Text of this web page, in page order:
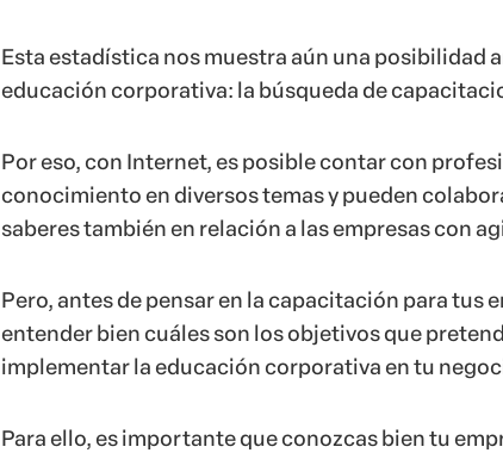
Esta estadística nos muestra aún una posibilidad
educación corporativa: la búsqueda de
Por eso, con Internet, es posible contar con
conocimiento en diversos temas y pueden
saberes también en relación a las empresas con
Pero, antes de pensar en la capacitación para tus
entender bien cuáles son los objetivos que
implementar la educación corporativa en tu
Para ello, es importante que conozcas bien tu